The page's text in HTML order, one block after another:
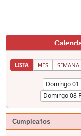
LISTA MES SEMANA
Cumpleaños